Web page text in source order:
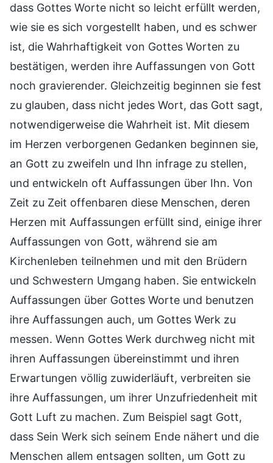
dass Gottes Worte nicht so leicht erfüllt werden,
wie sie es sich vorgestellt haben, und es schwer
ist, die Wahrhaftigkeit von Gottes Worten zu
bestätigen, werden ihre Auffassungen von Gott
noch gravierender. Gleichzeitig beginnen sie fest
zu glauben, dass nicht jedes Wort, das Gott sagt,
notwendigerweise die Wahrheit ist. Mit diesem
im Herzen verborgenen Gedanken beginnen sie,
an Gott zu zweifeln und Ihn infrage zu stellen,
und entwickeln oft Auffassungen über Ihn. Von
Zeit zu Zeit offenbaren diese Menschen, deren
Herzen mit Auffassungen erfüllt sind, einige ihrer
Auffassungen von Gott, während sie am
Kirchenleben teilnehmen und mit den Brüdern
und Schwestern Umgang haben. Sie entwickeln
Auffassungen über Gottes Worte und benutzen
ihre Auffassungen auch, um Gottes Werk zu
messen. Wenn Gottes Werk durchweg nicht mit
ihren Auffassungen übereinstimmt und ihren
Erwartungen völlig zuwiderläuft, verbreiten sie
ihre Auffassungen, um ihrer Unzufriedenheit mit
Gott Luft zu machen. Zum Beispiel sagt Gott,
dass Sein Werk sich seinem Ende nähert und die
Menschen allem entsagen sollten, um Gott zu